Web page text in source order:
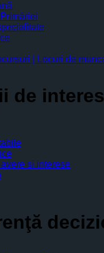
| Locuri de
de
si interese